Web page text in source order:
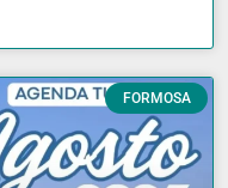
FORMOSA